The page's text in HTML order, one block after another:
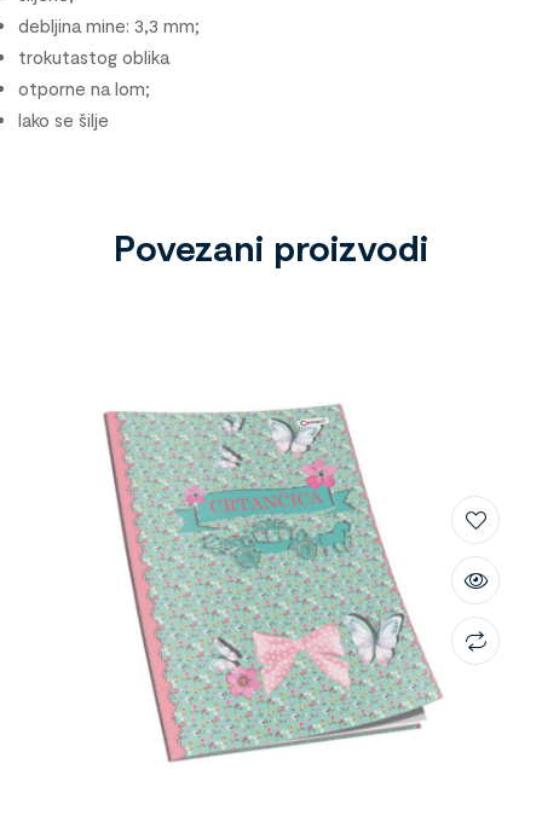
debljina mine: 3,3 mm;
trokutastog oblika
otporne na lom;
lako se šilje
Povezani proizvodi